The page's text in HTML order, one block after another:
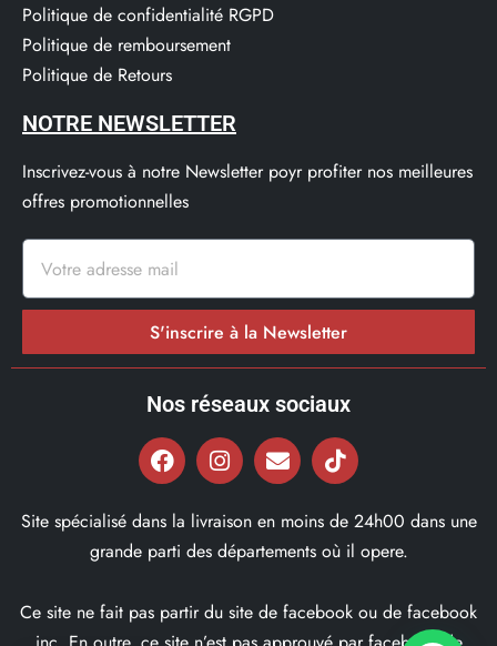
Politique de confidentialité RGPD
Politique de remboursement
Politique de Retours
NOTRE NEWSLETTER
Inscrivez-vous à notre Newsletter poyr profiter nos meilleures
offres promotionnelles
S'inscrire à la Newsletter
Nos réseaux sociaux
Site spécialisé dans la livraison en moins de 24h00 dans une
grande parti des départements où il opere.
Ce site ne fait pas partir du site de facebook ou de facebook